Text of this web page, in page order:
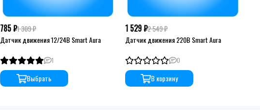
785 ₽1 309 ₽
Датчик движения 12/24В Smart Aura
1
Выбрать
1 529 ₽2 549 ₽
Датчик движения 220В Smart Aura
0
В корзину